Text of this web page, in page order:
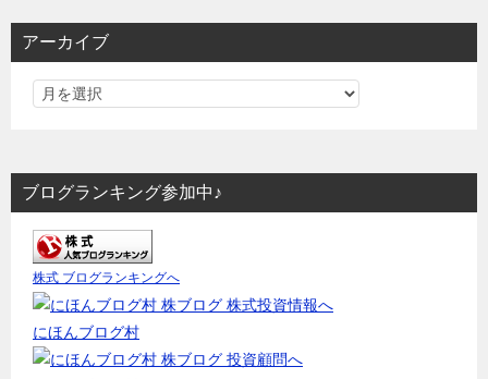
アーカイブ
ブログランキング参加中♪
株式 ブログランキングへ
にほんブログ村